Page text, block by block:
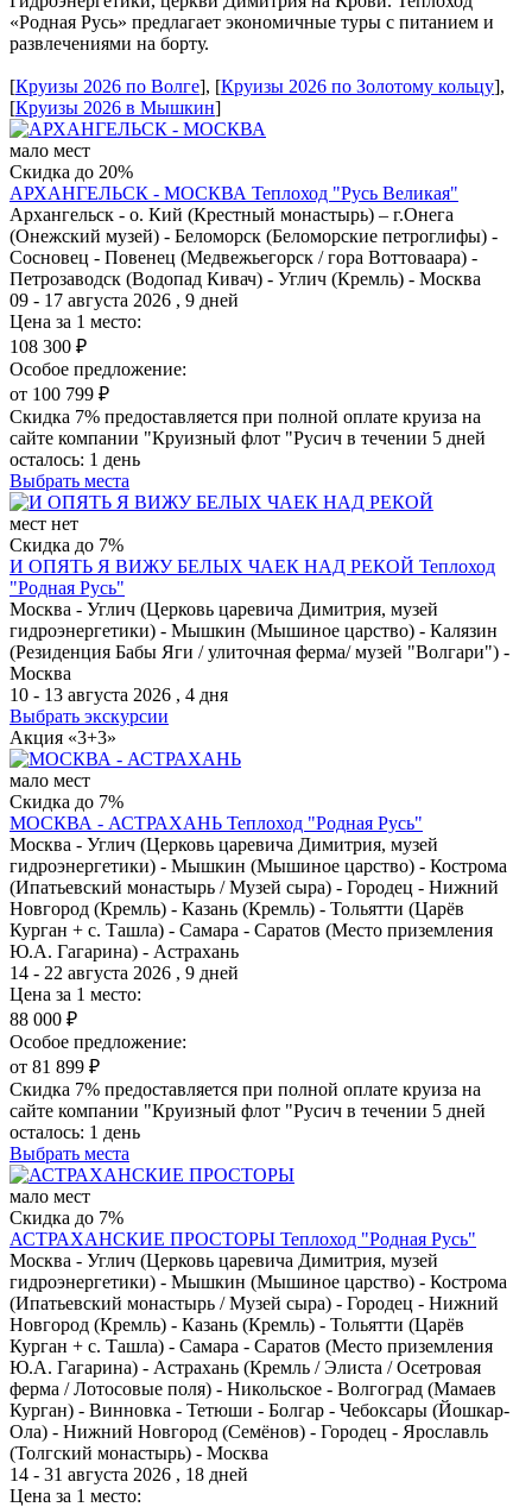
«Родная Русь» предлагает экономичные туры с питанием и
развлечениями на борту.
[Круизы 2026 по Волге], [Круизы 2026 по Золотому кольцу],
[Круизы 2026 в Мышкин]
мало мест
Скидка до 20%
АРХАНГЕЛЬСК - МОСКВА Теплоход "Русь Великая"
Архангельск - о. Кий (Крестный монастырь) – г.Онега
(Онежский музей) - Беломорск (Беломорские петроглифы) -
Сосновец - Повенец (Медвежьегорск / гора Воттоваара) -
Петрозаводск (Водопад Кивач) - Углич (Кремль) - Москва
09 - 17 августа 2026 , 9 дней
Цена за 1 место:
108 300 ₽
Особое предложение:
от 100 799 ₽
Скидка 7% предоставляется при полной оплате круиза на
сайте компании "Круизный флот "Русич в течении 5 дней
осталось: 1 день
Выбрать места
мест нет
Скидка до 7%
И ОПЯТЬ Я ВИЖУ БЕЛЫХ ЧАЕК НАД РЕКОЙ Теплоход
"Родная Русь"
Москва - Углич (Церковь царевича Димитрия, музей
гидроэнергетики) - Мышкин (Мышиное царство) - Калязин
(Резиденция Бабы Яги / улиточная ферма/ музей "Волгари") -
Москва
10 - 13 августа 2026 , 4 дня
Выбрать экскурсии
Акция «3+3»
мало мест
Скидка до 7%
МОСКВА - АСТРАХАНЬ Теплоход "Родная Русь"
Москва - Углич (Церковь царевича Димитрия, музей
гидроэнергетики) - Мышкин (Мышиное царство) - Кострома
(Ипатьевский монастырь / Музей сыра) - Городец - Нижний
Новгород (Кремль) - Казань (Кремль) - Тольятти (Царёв
Курган + с. Ташла) - Самара - Саратов (Место приземления
Ю.А. Гагарина) - Астрахань
14 - 22 августа 2026 , 9 дней
Цена за 1 место:
88 000 ₽
Особое предложение:
от 81 899 ₽
Скидка 7% предоставляется при полной оплате круиза на
сайте компании "Круизный флот "Русич в течении 5 дней
осталось: 1 день
Выбрать места
мало мест
Скидка до 7%
АСТРАХАНСКИЕ ПРОСТОРЫ Теплоход "Родная Русь"
Москва - Углич (Церковь царевича Димитрия, музей
гидроэнергетики) - Мышкин (Мышиное царство) - Кострома
(Ипатьевский монастырь / Музей сыра) - Городец - Нижний
Новгород (Кремль) - Казань (Кремль) - Тольятти (Царёв
Курган + с. Ташла) - Самара - Саратов (Место приземления
Ю.А. Гагарина) - Астрахань (Кремль / Элиста / Осетровая
ферма / Лотосовые поля) - Никольское - Волгоград (Мамаев
Курган) - Винновка - Тетюши - Болгар - Чебоксары (Йошкар-
Ола) - Нижний Новгород (Семёнов) - Городец - Ярославль
(Толгский монастырь) - Москва
14 - 31 августа 2026 , 18 дней
Цена за 1 место: